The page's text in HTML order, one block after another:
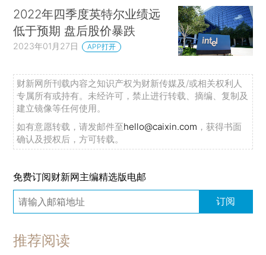
2022年四季度英特尔业绩远
低于预期 盘后股价暴跌
2023年01月27日 APP打开
财新网所刊载内容之知识产权为财新传媒及/或相关权利人
专属所有或持有。未经许可，禁止进行转载、摘编、复制及
建立镜像等任何使用。
如有意愿转载，请发邮件至hello@caixin.com ，获得书面
确认及授权后，方可转载。
免费订阅财新网主编精选版电邮
订阅
推荐阅读